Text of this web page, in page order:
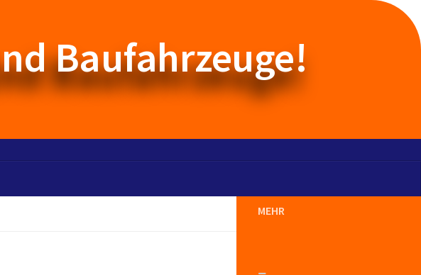
Baufahrzeuge!
MEHR